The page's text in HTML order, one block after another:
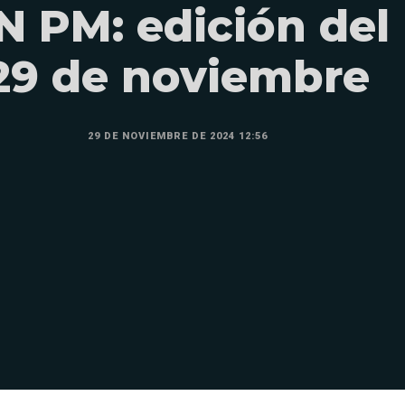
PM: edición del
de noviembre
29 DE NOVIEMBRE DE 2024 12:56